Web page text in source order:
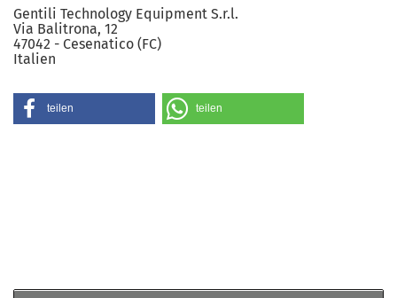
Gentili Technology Equipment S.r.l.
Via Balitrona, 12
47042 - Cesenatico (FC)
Italien
teilen teilen